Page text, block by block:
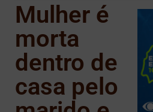
Mulher é
morta
dentro de
casa pelo